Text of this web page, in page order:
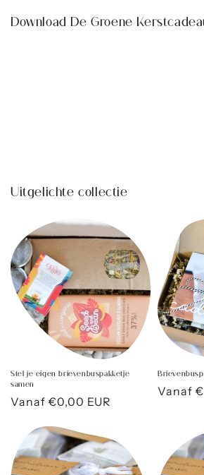
Download De Groene
Uitgelichte collectie
Stel je eigen brievenbuspakketje
samen
Normale
Vanaf €0,00 EUR
Vanaf